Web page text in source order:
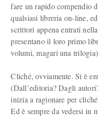
fare un rapido compendio
qualsiasi libreria on-line,
scrittori appena entrati
presentano il loro primo
volumi, magari una
Cliché, ovviamente. Si è
(Dall’editoria? Dagli
inizia a ragionare per
Ed è sempre da vedersi in